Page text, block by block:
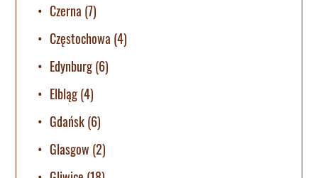
Czerna (7)
Częstochowa (4)
Edynburg(6)
Elbląg(4)
Gdańsk(6)
Glasgow (2)